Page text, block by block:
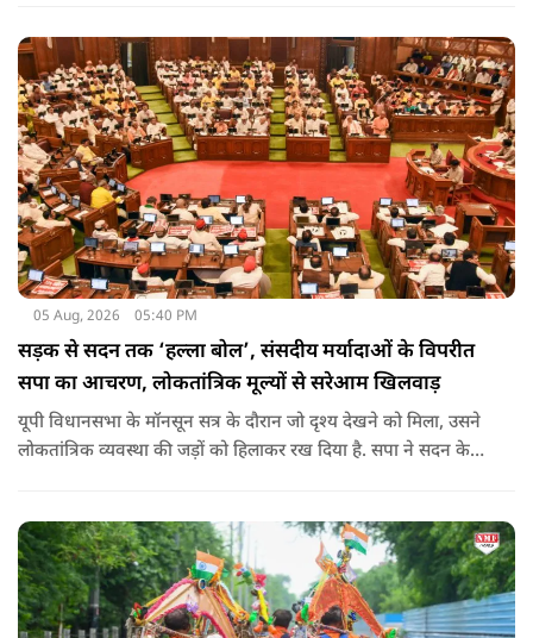
05 Aug, 2026 05:40 PM
सड़क से सदन तक ‘हल्ला बोल’, संसदीय मर्यादाओं के विपरीत
सपा का आचरण, लोकतांत्रिक मूल्यों से सरेआम खिलवाड़
यूपी विधानसभा के मॉनसून सत्र के दौरान जो दृश्य देखने को मिला, उसने
लोकतांत्रिक व्यवस्था की जड़ों को हिलाकर रख दिया है. सपा ने सदन के